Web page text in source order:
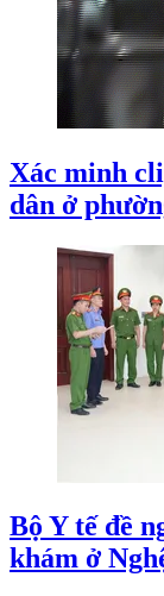
Xác minh
dân ở
Bộ Y tế đề
khám ở